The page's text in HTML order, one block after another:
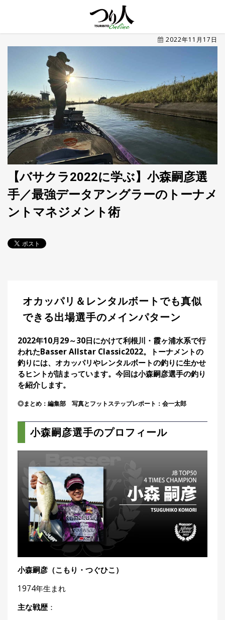
2022年11月17日
【バサクラ2022に学ぶ】小森嗣彦選
手／最強データアングラーのトーナメ
ントマネジメント術
オカッパリ＆レンタルボートでも真似
できる出場選手のメインパターン
2022年10月29～30日にかけて利根川・霞ヶ浦水系で行
われたBasser Allstar Classic2022。トーナメントの
釣りには、オカッパリやレンタルボートの釣りに生かせ
るヒントが詰まっています。今回は小森嗣彦選手の釣り
を紹介します。
◎まとめ：編集部 写真とフットステップレポート：会一太郎
小森嗣彦選手のプロフィール
小森嗣彦（こもり・つぐひこ）
1974年生まれ
主な戦歴：
UP
着
記
事
No.1
ラ
ン
キ
ン
グ
HOT
釣具
NEWS
探
す・
か
ら
探
す
›
全
国
お
す
す
釣
›
編
部
お
す
す
め
釣
り
具
›
🐟 Basser （バ